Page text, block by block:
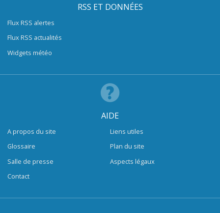
RSS ET DONNÉES
Flux RSS alertes
Flux RSS actualités
Widgets météo
AIDE
A propos du site
Glossaire
Salle de presse
Contact
Liens utiles
Plan du site
Aspects légaux